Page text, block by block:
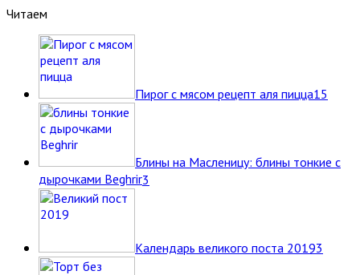
Читаем
Пирог с мясом рецепт аля пицца15
Блины на Масленицу: блины тонкие с
дырочками Beghrir3
Календарь великого поста 20193